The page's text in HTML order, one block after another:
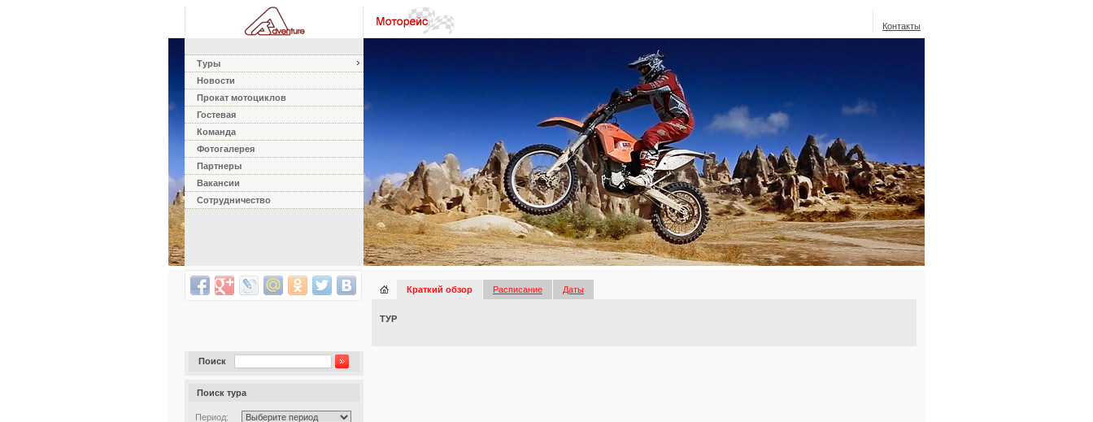
Контакты
Туры
Новости
Прокат мотоциклов
Гостевая
Команда
Фотогалерея
Партнеры
Вакансии
Сотрудничество
Поиск
Поиск тура
Период:
Краткий обзор Расписание Даты
ТУР